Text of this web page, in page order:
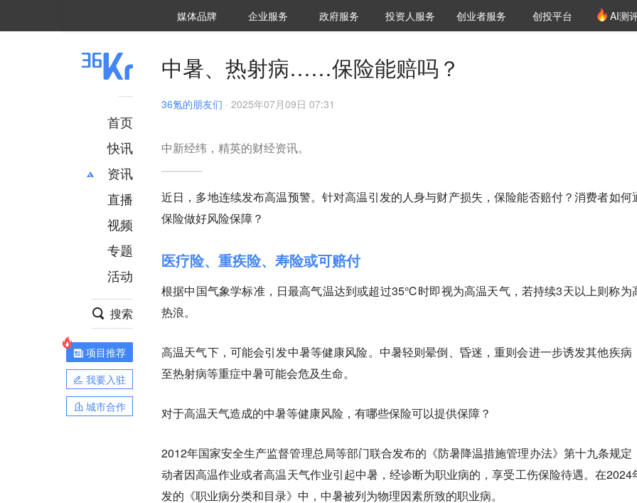
媒体品牌 36Kr研究院
企业服务 城市之窗
政府服务 VClub投资机构库
投资机构职位推介
投资人服务 创投氪堂
创业者服务 创投平台 AI测
首页
快讯
资讯
推荐
财经
项目推荐
安徽
直播
视频
专题
活动
搜索
项目推荐
我要入驻
城市合作
中暑、热射病……保险能赔吗？
36氪的朋友们 · 2025年07月09日 07:31
中新经纬，精英的财经资讯。
近日，多地连续发布高温预警。针对高温引发的人身与财产损失，保险能否赔付？消费者如何
保险做好风险保障？
医疗险、重疾险、寿险或可赔付
根据中国气象学标准，日最高气温达到或超过35℃时即视为高温天气，若持续3天以上则称为
热浪。
高温天气下，可能会引发中暑等健康风险。中暑轻则晕倒、昏迷，重则会进一步诱发其他疾病
至热射病等重症中暑可能会危及生命。
对于高温天气造成的中暑等健康风险，有哪些保险可以提供保障？
2012年国家安全生产监督管理总局等部门联合发布的《防暑降温措施管理办法》第十九条规定
动者因高温作业或者高温天气作业引起中暑，经诊断为职业病的，享受工伤保险待遇。在2024
发的《职业病分类和目录》中，中暑被列为物理因素所致的职业病。